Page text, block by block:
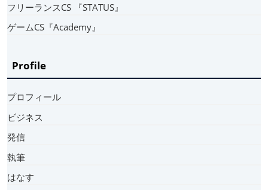
フリーランスCS 『STATUS』
ゲームCS『Academy』
Profile
プロフィール
ビジネス
発信
執筆
はなす